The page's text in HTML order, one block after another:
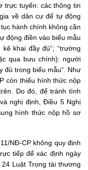
trực tuyến: các thông tin
về dân cư để tự động
hành chính không cần
động điền vào biểu mẫu
khai đầy đủ”; “trường
qua bưu chính): người
đủ trong biểu mẫu”. Như
còn thiếu hình thức nộp
Do đó, để tránh tình
nghị định, Điều 5 Nghị
hình thức nộp hồ sơ
NĐ-CP không quy định
tiếp để xác định ngày
Luật Trọng tài thương